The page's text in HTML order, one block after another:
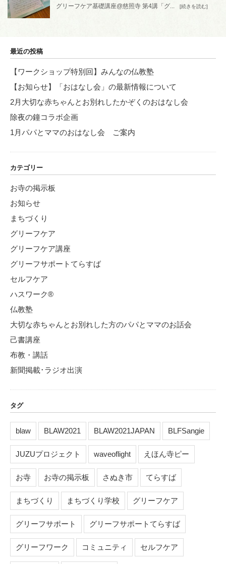
グリーフケア基礎講座@慈照寺 第4講「グ... [続きを読む]
最近の投稿
【ワークショップ特別回】みんなの仏教塾
【お知らせ】「おはなし会」の最新情報について
2月大切な赤ちゃんとお別れしたかぞくのおはなし会
除夜の鐘コラボ企画
1月パパとママのおはなし会 ご案内
カテゴリー
お寺の掲示板
お知らせ
まちづくり
グリーフケア
グリーフケア講座
グリーフサポートてらすば
セルフケア
ハスワーク®
仏教塾
大切な赤ちゃんとお別れした方のパパとママのお話会
己書講座
布教・講話
新聞掲載･ラジオ出演
タグ
blaw BLAW2021 BLAW2021JAPAN BLFSangie
JUZUプロジェクト waveoflight えほん寺ピー
お寺 お寺の掲示板 さぬき市 てらすば
まちづくり まちづくり学校 グリーフケア
グリーフサポート グリーフサポートてらすば
グリーフワーク コミュニティ セルフケア